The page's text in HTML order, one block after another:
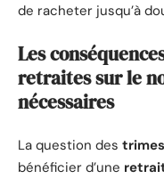
de racheter jusqu’à
Les
retraites sur le
nécessaires
La question des
bénéficier d’une